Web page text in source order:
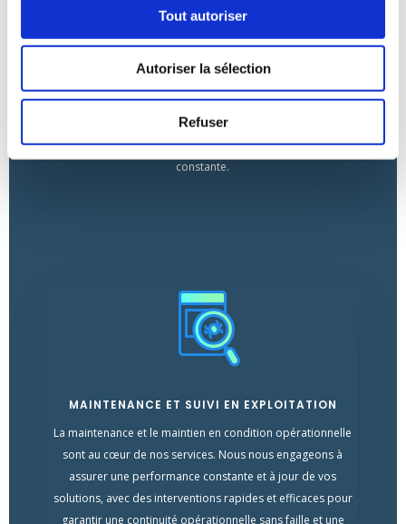
Tout autoriser
Autoriser la sélection
Refuser
Notre service d’hébergement est conçu avec la sécurité et la
régulière et une sécurisation rigoureuse des données et des
bases de données, offrant à nos clients la tranquillité
d’esprit d’un stockage sécurisé et d’une disponibilité
constante.
MAINTENANCE ET SUIVI EN EXPLOITATION
La maintenance et le maintien en condition opérationnelle
sont au cœur de nos services. Nous nous engageons à
assurer une performance constante et à jour de vos
solutions, avec des interventions rapides et efficaces pour
garantir une continuité opérationnelle sans faille et une